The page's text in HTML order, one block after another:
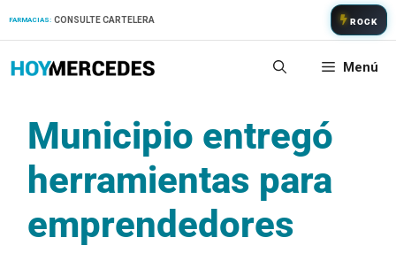
FARMACIAS: CONSULTE CARTELERA ROCK
Menú
Municipio entregó
herramientas para
emprendedores